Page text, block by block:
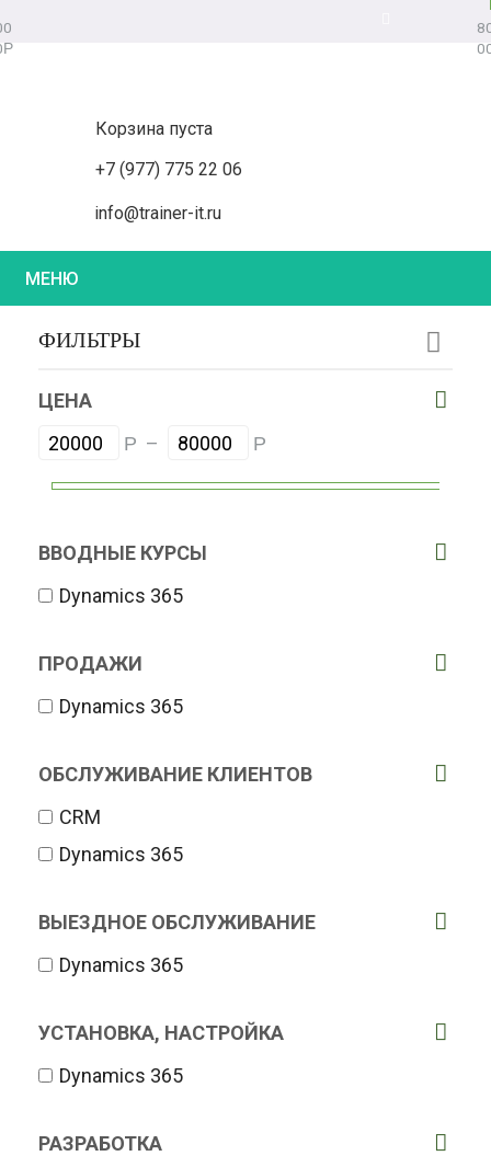
Корзина пуста
+7 (977) 775 22 06
info@trainer-it.ru
МЕНЮ
ФИЛЬТРЫ
ЦЕНА
Р – Р
Р
ВВОДНЫЕ КУРСЫ
Dynamics 365
ПРОДАЖИ
Dynamics 365
ОБСЛУЖИВАНИЕ КЛИЕНТОВ
CRM
Dynamics 365
ВЫЕЗДНОЕ ОБСЛУЖИВАНИЕ
Dynamics 365
УСТАНОВКА, НАСТРОЙКА
Dynamics 365
РАЗРАБОТКА